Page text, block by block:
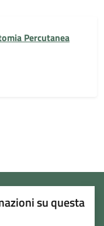
Percutanea
su questa